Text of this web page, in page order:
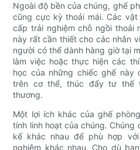
Ngoài độ bền của chúng, ghế
cũng cực kỳ thoải mái. Các
cấp trải nghiệm chỗ ngồi thoải
này rất cần thiết cho các nhân
người có thể dành hàng giờ tại
làm việc hoặc thực hiện các
học của những chiếc ghế này
trên cơ thể, thúc đẩy tư thế
thương.
Một lợi ích khác của ghế
tính linh hoạt của chúng.
kế khác nhau để phù hợp
nghiệm khác nhau. Cho dù